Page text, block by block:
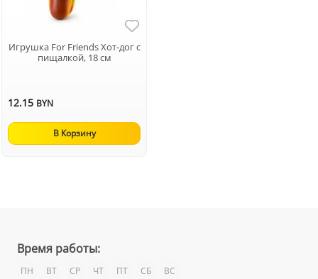
Игрушка For Friends Хот-дог с
пищалкой, 18 см
12.15 BYN
В Корзину
Время работы:
ПН ВТ СР ЧТ ПТ СБ ВС